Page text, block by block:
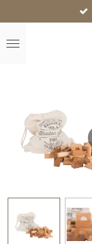
direct
naar
de